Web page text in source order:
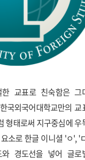
교표로 친숙함은 그
국외국어대학교만의 교
형태로써 지구중심에 우
소로 한글 이니셜 'ㅇ', '
경도선을 넣어 글로